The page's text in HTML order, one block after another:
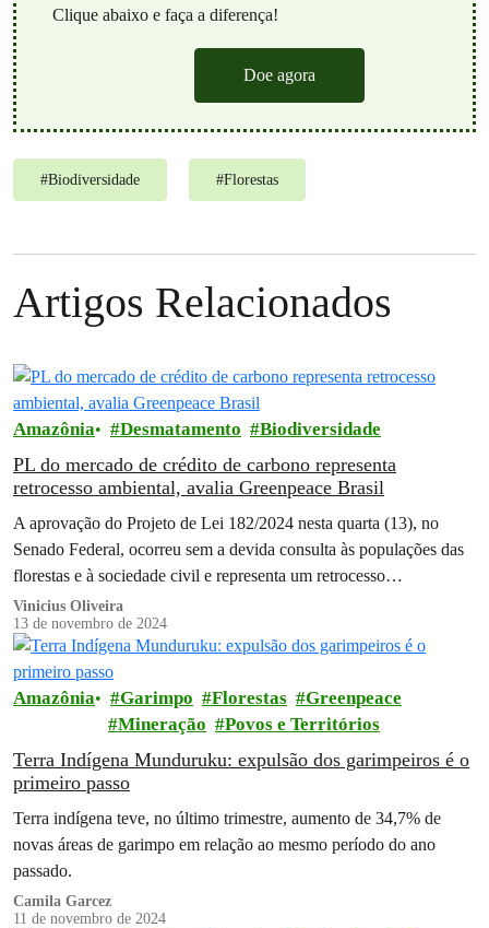
Clique abaixo e faça a diferença!
Doe agora
#Biodiversidade #Florestas
Artigos Relacionados
Amazônia Desmatamento Biodiversidade
PL do mercado de crédito de carbono representa
retrocesso ambiental, avalia Greenpeace Brasil
A aprovação do Projeto de Lei 182/2024 nesta quarta (13), no
Senado Federal, ocorreu sem a devida consulta às populações das
florestas e à sociedade civil e representa um retrocesso…
Vinicius Oliveira
13 de novembro de 2024
Amazônia Garimpo Florestas
Greenpeace
Mineração
Povos e Territórios
Terra Indígena Munduruku: expulsão dos garimpeiros é o
primeiro passo
Terra indígena teve, no último trimestre, aumento de 34,7% de
novas áreas de garimpo em relação ao mesmo período do ano
passado.
Camila Garcez
11 de novembro de 2024